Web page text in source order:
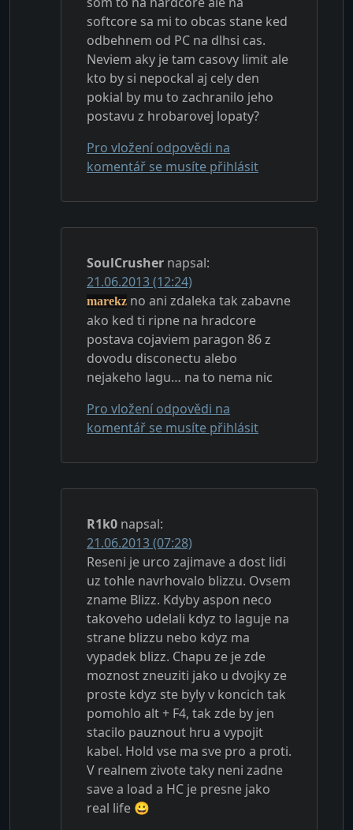
softcore sa mi to obcas stane ked
odbehnem od PC na dlhsi cas.
Neviem aky je tam casovy limit ale
kto by si nepockal aj cely den
pokial by mu to zachranilo jeho
postavu z hrobarovej lopaty?
Pro vložení odpovědi na
komentář se musíte přihlásit
SoulCrusher napsal:
21.06.2013 (12:24)
marekz no ani zdaleka tak zabavne
ako ked ti ripne na hradcore
postava cojaviem paragon 86 z
dovodu disconectu alebo
nejakeho lagu… na to nema nic
Pro vložení odpovědi na
komentář se musíte přihlásit
R1k0 napsal:
21.06.2013 (07:28)
Reseni je urco zajimave a dost lidi
uz tohle navrhovalo blizzu. Ovsem
zname Blizz. Kdyby aspon neco
takoveho udelali kdyz to laguje na
strane blizzu nebo kdyz ma
vypadek blizz. Chapu ze je zde
moznost zneuziti jako u dvojky ze
proste kdyz ste byly v koncich tak
pomohlo alt + F4, tak zde by jen
stacilo pauznout hru a vypojit
kabel. Hold vse ma sve pro a proti.
V realnem zivote taky neni zadne
save a load a HC je presne jako
real life 😀